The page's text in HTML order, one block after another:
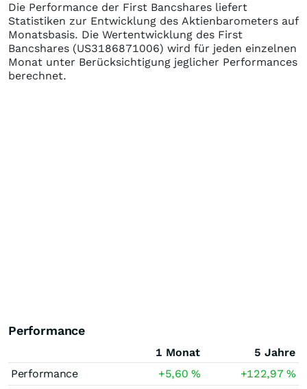
Die Performance der First Bancshares liefert
Statistiken zur Entwicklung des Aktienbarometers auf
Monatsbasis. Die Wertentwicklung des First
Bancshares (US3186871006) wird für jeden einzelnen
Monat unter Berücksichtigung jeglicher Performances
berechnet.
Performance
1 Monat
5 Jahre
Performance
+5,60% +122,97%